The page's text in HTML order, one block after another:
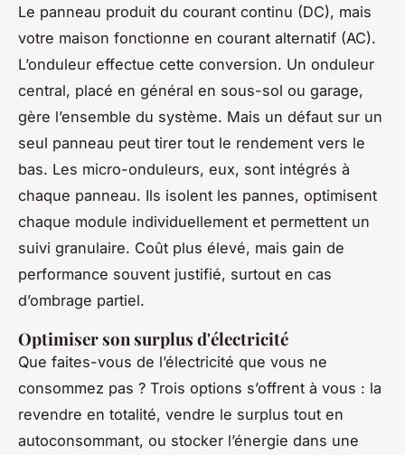
Le panneau produit du courant continu (DC), mais
votre maison fonctionne en courant alternatif (AC).
L’onduleur effectue cette conversion. Un onduleur
central, placé en général en sous-sol ou garage,
gère l’ensemble du système. Mais un défaut sur un
seul panneau peut tirer tout le rendement vers le
bas. Les micro-onduleurs, eux, sont intégrés à
chaque panneau. Ils isolent les pannes, optimisent
chaque module individuellement et permettent un
suivi granulaire. Coût plus élevé, mais gain de
performance souvent justifié, surtout en cas
d’ombrage partiel.
Optimiser son surplus d'électricité
Que faites-vous de l’électricité que vous ne
consommez pas ? Trois options s’offrent à vous : la
revendre en totalité, vendre le surplus tout en
autoconsommant, ou stocker l’énergie dans une